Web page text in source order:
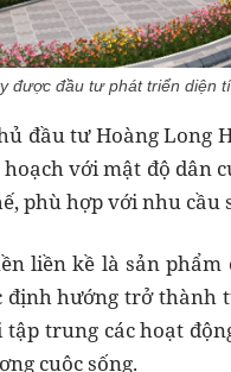
được đầu tư phát triển diện
đầu tư Hoàng Long
với mật độ dân
phù hợp với nhu
liền kề là sản
định hướng trở thành
tập trung các hoạt
cuộc sống.